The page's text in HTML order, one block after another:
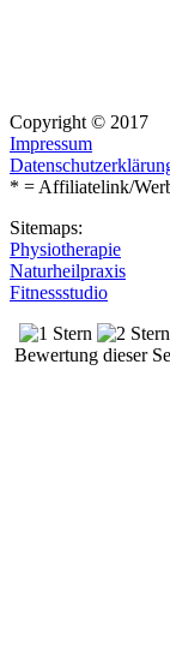
Copyright © 2017
Impressum
* = Affiliatelink/
Sitemaps:
Physiotherapie
Naturheilpraxis
Fitnessstudio
Bewertung dieser